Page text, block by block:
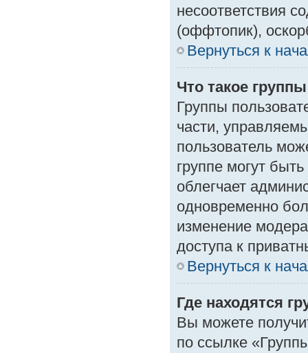
несоответствия
(оффтопик),
Вернуться к
Что такое
Группы
части,
пользователь
группе могут
облегчает
одновременно
изменение
доступа к
Вернуться к
Где находятся
Вы можете
по ссылке